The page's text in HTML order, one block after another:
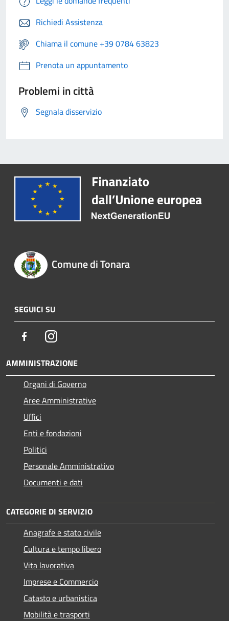
Richiedi Assistenza
Chiama il comune +39 0784 63823
Prenota un appuntamento
Problemi in città
Segnala disservizio
Comune di Tonara
SEGUICI SU
FacebookInstagram
AMMINISTRAZIONE
Organi di Governo
Aree Amministrative
Uffici
Enti e fondazioni
Politici
Personale Amministrativo
Documenti e dati
CATEGORIE DI SERVIZIO
Anagrafe e stato civile
Cultura e tempo libero
Vita lavorativa
Imprese e Commercio
Catasto e urbanistica
Mobilità e trasporti